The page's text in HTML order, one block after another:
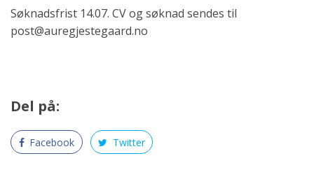
Søknadsfrist 14.07. CV og søknad sendes til
post@auregjestegaard.no
Del på:
Facebook Twitter